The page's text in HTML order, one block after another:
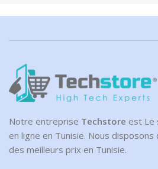
Notre entreprise Techstore est Le
en ligne en Tunisie. Nous
des meilleurs prix en Tunisie.